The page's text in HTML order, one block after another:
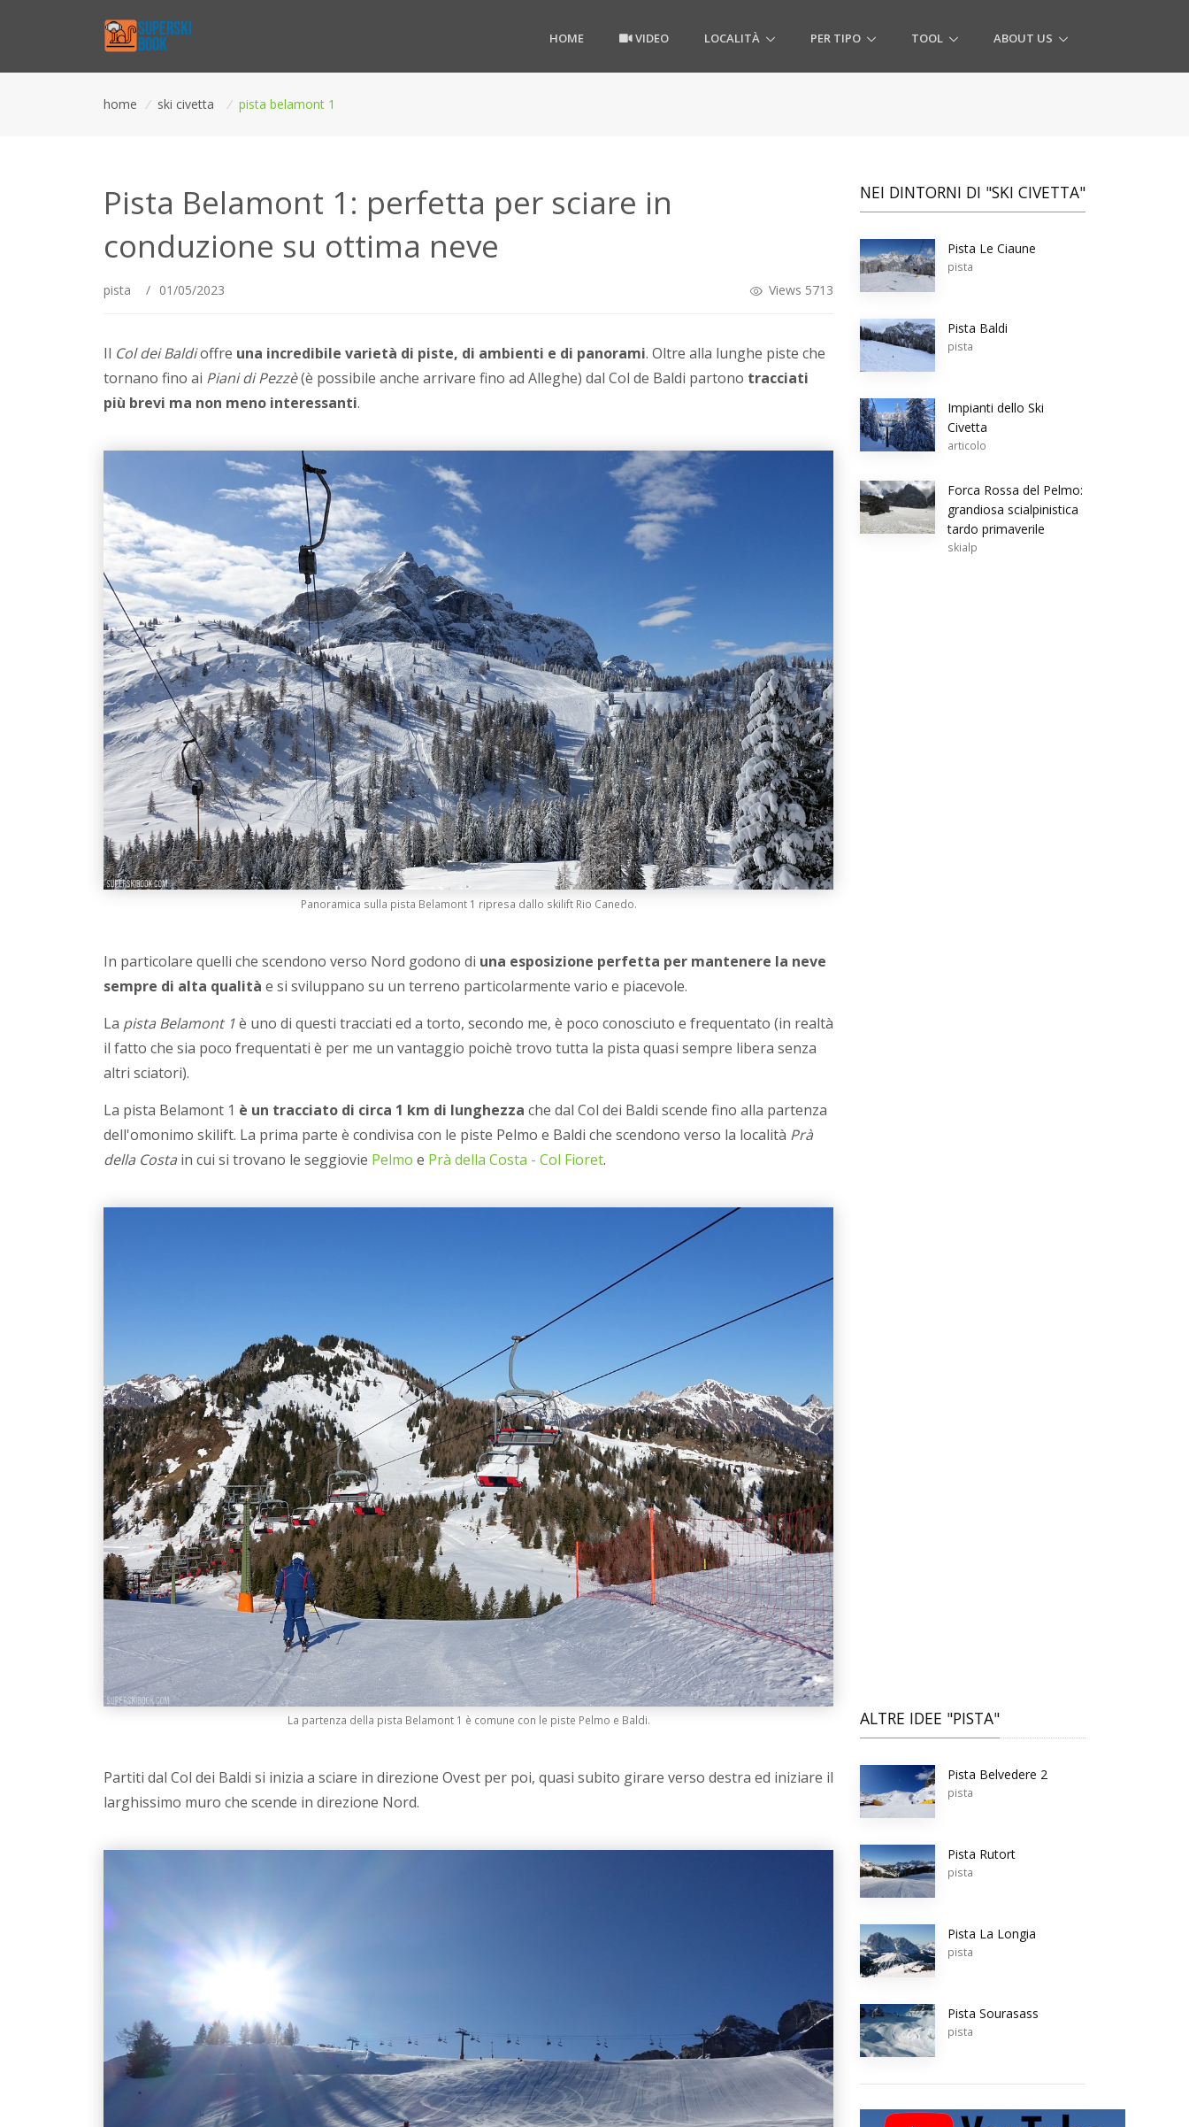
HOME VIDEO LOCALITÀ PER TIPO TOOL ABOUT US
home / ski civetta / pista belamont 1
Pista Belamont 1: perfetta per sciare in
conduzione su ottima neve
pista / 01/05/2023 Views 5713
Il Col dei Baldioffre una incredibile varietà di piste, di ambienti e di panorami. Oltre alla lunghe piste che
tornano fino ai Piani di Pezzè(è possibile anche arrivare fino ad Alleghe) dal Col de Baldi partono tracciati
più brevi ma non meno interessanti.
Panoramica sulla pista Belamont 1 ripresa dallo skilift Rio Canedo.
In particolare quelli che scendono verso Nord godono di una esposizione perfetta per mantenere la neve
sempre di alta qualità e si sviluppano su un terreno particolarmente vario e piacevole.
La pista Belamont 1è uno di questi tracciati ed a torto, secondo me, è poco conosciuto e frequentato (in realtà
il fatto che sia poco frequentati è per me un vantaggio poichè trovo tutta la pista quasi sempre libera senza
altri sciatori).
La pista Belamont 1 è un tracciato di circa 1 km di lunghezza che dal Col dei Baldi scende fino alla partenza
dell'omonimo skilift. La prima parte è condivisa con le piste Pelmo e Baldi che scendono verso la località Prà
della Costa in cui si trovano le seggiovie Pelmo e Prà della Costa - Col Fioret.
La partenza della pista Belamont 1 è comune con le piste Pelmo e Baldi.
Partiti dal Col dei Baldi si inizia a sciare in direzione Ovest per poi, quasi subito girare verso destra ed iniziare il
larghissimo muro che scende in direzione Nord.
NEI DINTORNI DI "SKI CIVETTA"
Pista Le Ciaune
pista
Pista Baldi
pista
Impianti dello Ski
Civetta
articolo
Forca Rossa del Pelmo:
grandiosa scialpinistica
tardo primaverile
skialp
ALTRE IDEE "PISTA"
Pista Belvedere 2
pista
Pista Rutort
pista
Pista La Longia
pista
Pista Sourasass
pista